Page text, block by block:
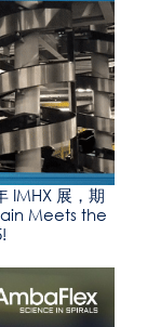
IMHX 展，期
Meets the